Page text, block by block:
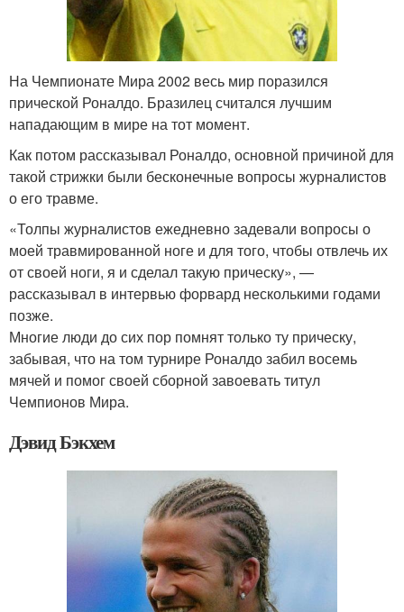
На Чемпионате Мира 2002 весь мир поразился
прической Роналдо. Бразилец считался лучшим
нападающим в мире на тот момент.
Как потом рассказывал Роналдо, основной причиной для
такой стрижки были бесконечные вопросы журналистов
о его травме.
«Толпы журналистов ежедневно задевали вопросы о
моей травмированной ноге и для того, чтобы отвлечь их
от своей ноги, я и сделал такую прическу», —
рассказывал в интервью форвард несколькими годами
позже.
Многие люди до сих пор помнят только ту прическу,
забывая, что на том турнире Роналдо забил восемь
мячей и помог своей сборной завоевать титул
Чемпионов Мира.
Дэвид Бэкхем